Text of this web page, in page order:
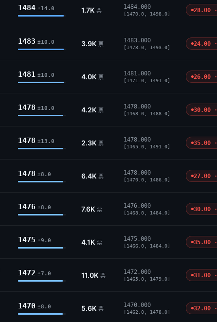
1484 ±14.0 1.7K 票
1484.000
[1470.0, 1498.0]
28.00 ·
1483 ±10.0 3.9K 票
1483.000
[1473.0, 1493.0]
24.00 ·
1481 ±10.0 4.0K 票
1481.000
[1471.0, 1491.0]
26.00 ·
1478 ±10.0 4.2K 票
1478.000
[1468.0, 1488.0]
30.00 ·
1478 ±13.0 2.3K 票
1478.000
[1465.0, 1491.0]
35.00 ·
1478 ±8.0 6.4K 票
1478.000
[1470.0, 1486.0]
27.00 ·
1476 ±8.0 7.6K 票
1476.000
[1468.0, 1484.0]
30.00 ·
1475 ±9.0 4.1K 票
1475.000
[1466.0, 1484.0]
35.00 ·
1472 ±7.0 11.0K 票
1472.000
[1465.0, 1479.0]
31.00 ·
1470 ±8.0 5.6K 票
1470.000
[1462.0, 1478.0]
32.00 ·